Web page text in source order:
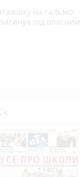
на гальмо:
під власним